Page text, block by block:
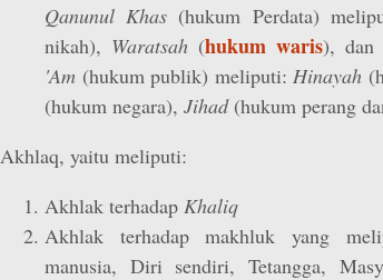
Qanunul Khas (hukum Perdata)
nikah), Waratsah (hukum waris), dan
'Am (hukum publik) meliputi: Hinayah
(hukum negara), Jihad(hukum perang
Akhlaq, yaitu meliputi:
Akhlak terhadap Khaliq
Akhlak terhadap makhluk yang
manusia, Diri sendiri, Tetangga,